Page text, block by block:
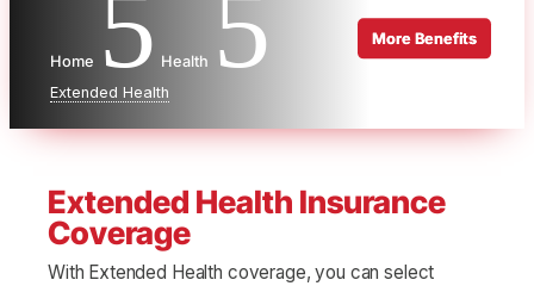
Home 5 Health 5
Extended Health
Extended Health Insurance
Coverage
With Extended Health coverage, you can select